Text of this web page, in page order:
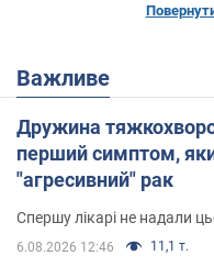
Важливе
Дружина
перший симптом,
"агресивний" рак
Спершу лікарі не надали
6.08.2026 12:46 11,1 т.